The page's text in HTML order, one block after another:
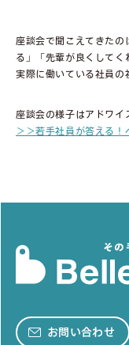
座談会で聞こえてきたの
る」「先輩が良くしてく
実際に働いている社員の
座談会の様子はアドワ
＞＞若手社員が答える！
お問い合わせ